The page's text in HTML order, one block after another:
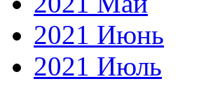
2021 Июнь
2021 Июль